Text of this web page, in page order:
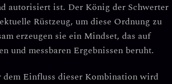
autorisiert ist. Der König der Schwerter
Rüstzeug, um diese Ordnung zu
erzeugen sie ein Mindset, das auf
und messbaren Ergebnissen beruht.
dem Einfluss dieser Kombination wird